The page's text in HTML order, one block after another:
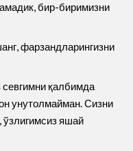
бир-биримизни
фарзандларингизни
қалбимда
унутолмайман. Сизни
яшай